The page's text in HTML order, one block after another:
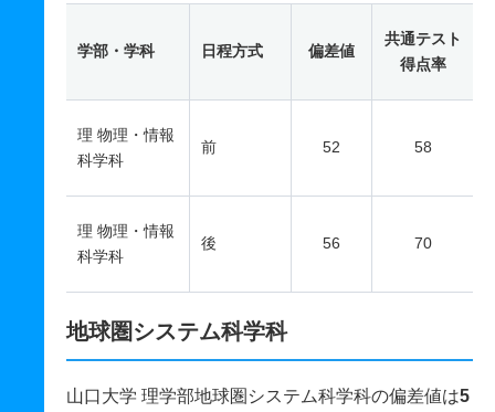
学部・学科 日程方式 偏差値
共通テスト
得点率
理 物理・情報
科学科
前 52 58
理 物理・情報
科学科
後 56 70
地球圏システム科学科
山口大学 理学部地球圏システム科学科の偏差値は5